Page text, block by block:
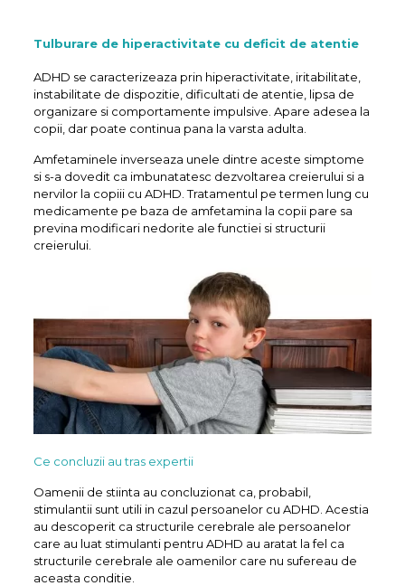
Tulburare de hiperactivitate cu deficit de atentie
ADHD se caracterizeaza prin hiperactivitate, iritabilitate,
instabilitate de dispozitie, dificultati de atentie, lipsa de
organizare si comportamente impulsive. Apare adesea la
copii, dar poate continua pana la varsta adulta.
Amfetaminele inverseaza unele dintre aceste simptome
si s-a dovedit ca imbunatatesc dezvoltarea creierului si a
nervilor la copiii cu ADHD. Tratamentul pe termen lung cu
medicamente pe baza de amfetamina la copii pare sa
previna modificari nedorite ale functiei si structurii
creierului.
Ce concluzii au tras expertii
Oamenii de stiinta au concluzionat ca, probabil,
stimulantii sunt utili in cazul persoanelor cu ADHD. Acestia
au descoperit ca structurile cerebrale ale persoanelor
care au luat stimulanti pentru ADHD au aratat la fel ca
structurile cerebrale ale oamenilor care nu sufereau de
aceasta conditie.